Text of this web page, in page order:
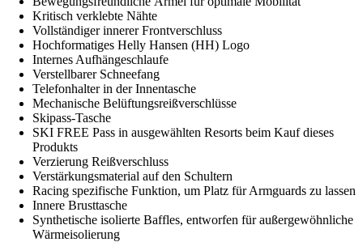
Kritisch verklebte Nähte
Vollständiger innerer Frontverschluss
Hochformatiges Helly Hansen (HH) Logo
Internes Aufhängeschlaufe
Verstellbarer Schneefang
Telefonhalter in der Innentasche
Mechanische Belüftungsreißverschlüsse
Skipass-Tasche
SKI FREE Pass in ausgewählten Resorts beim Kauf dieses
Produkts
Verzierung Reißverschluss
Verstärkungsmaterial auf den Schultern
Racing spezifische Funktion, um Platz für Armguards zu lassen
Innere Brusttasche
Synthetische isolierte Baffles, entworfen für außergewöhnliche
Wärmeisolierung